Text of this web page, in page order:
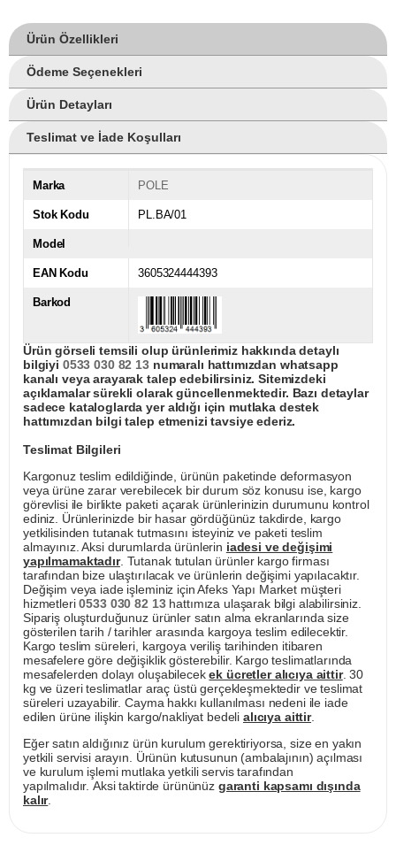
Ürün Özellikleri
Ödeme Seçenekleri
Ürün Detayları
Teslimat ve İade Koşulları
Marka POLE
Stok Kodu PL.BA/01
Model
EAN Kodu 3605324444393
Barkod
Ürün görseli temsili olup ürünlerimiz hakkında detaylı
bilgiyi 0533 030 82 13numaralı hattımızdan whatsapp
kanalı veya arayarak talep edebilirsiniz. Sitemizdeki
açıklamalar sürekli olarak güncellenmektedir. Bazı detaylar
sadece kataloglarda yer aldığı için mutlaka destek
hattımızdan bilgi talep etmenizi tavsiye ederiz.
Teslimat Bilgileri
Kargonuz teslim edildiğinde, ürünün paketinde deformasyon
veya ürüne zarar verebilecek bir durum söz konusu ise, kargo
görevlisi ile birlikte paketi açarak ürünlerinizin durumunu kontrol
ediniz. Ürünlerinizde bir hasar gördüğünüz takdirde, kargo
yetkilisinden tutanak tutmasını isteyiniz ve paketi teslim
almayınız. Aksi durumlarda ürünlerin iadesi ve değişimi
yapılmamaktadır. Tutanak tutulan ürünler kargo firması
tarafından bize ulaştırılacak ve ürünlerin değişimi yapılacaktır.
Değişim veya iade işleminiz için Afeks Yapı Market müşteri
hizmetleri0533 030 82 13hattımıza ulaşarak bilgi alabilirsiniz.
Sipariş oluşturduğunuz ürünler satın alma ekranlarında size
gösterilen tarih / tarihler arasında kargoya teslim edilecektir.
Kargo teslim süreleri, kargoya veriliş tarihinden itibaren
mesafelere göre değişiklik gösterebilir. Kargo teslimatlarında
mesafelerden dolayı oluşabilecekek ücretler alıcıya aittir. 30
kg ve üzeri teslimatlar araç üstü gerçekleşmektedir ve teslimat
süreleri uzayabilir. Cayma hakkı kullanılması nedeni ile iade
edilen ürüne ilişkin kargo/nakliyat bedeli alıcıya aittir.
Eğer satın aldığınız ürün kurulum gerektiriyorsa, size en yakın
yetkili servisi arayın. Ürünün kutusunun (ambalajının) açılması
ve kurulum işlemi mutlaka yetkili servis tarafından
yapılmalıdır. Aksi taktirde ürününüz garanti kapsamı dışında
kalır.